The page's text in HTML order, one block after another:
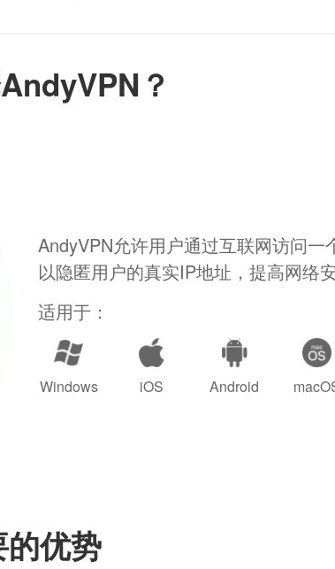
？
AndyVPN允许用户通过互联网访问一
以隐匿用户的真实IP地址，提高网络
适用于：
Windows iOS Android
优势